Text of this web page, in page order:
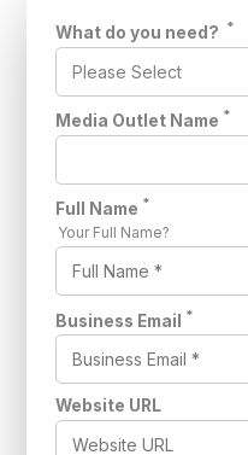
What do you need? *
Media Outlet Name *
Full Name *
Your Full Name?
Business Email *
Website URL